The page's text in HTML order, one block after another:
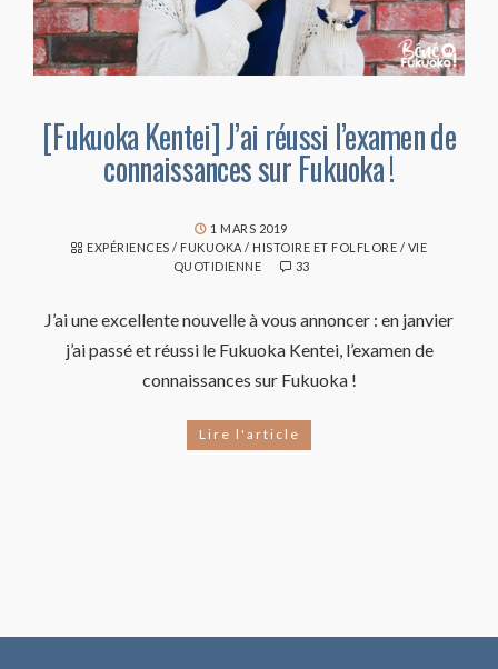
[Fukuoka Kentei] J’ai réussi l’examen de
connaissances sur Fukuoka !
1 MARS 2019
EXPÉRIENCES / FUKUOKA / HISTOIRE ET FOLFLORE / VIE
QUOTIDIENNE
33
J’ai une excellente nouvelle à vous annoncer : en janvier
j’ai passé et réussi le Fukuoka Kentei, l’examen de
connaissances sur Fukuoka !
Lire l'article